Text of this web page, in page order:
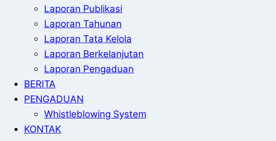
Laporan Publikasi
Laporan Tahunan
Laporan Tata Kelola
Laporan Berkelanjutan
Laporan Pengaduan
BERITA
PENGADUAN
Whistleblowing System
KONTAK